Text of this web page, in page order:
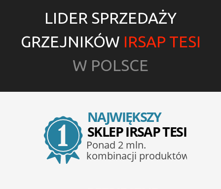
LIDER SPRZEDAŻY
GRZEJNIKÓW IRSAP TESI
W POLSCE